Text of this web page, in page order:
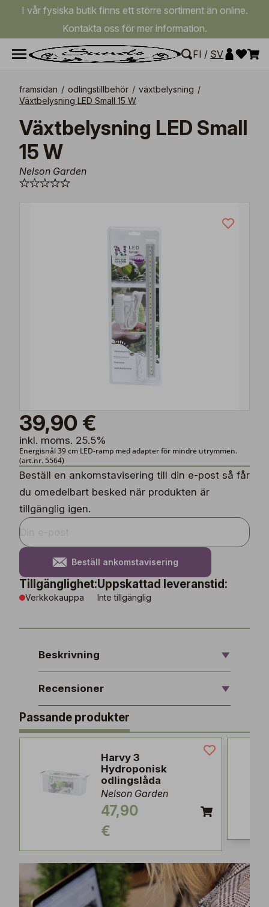
I vår fysiska butik finns ett större sortiment än online.
Kontakta oss för mer information.
FI / SV
framsidan / odlingstillbehör / växtbelysning /
Växtbelysning LED Small 15 W
Växtbelysning LED Small
15 W
Nelson Garden
39,90 €
inkl. moms. 25.5%
Energisnål 39 cm LED-ramp med adapter för mindre utrymmen.
(art.nr. 5564)
Beställ en ankomstavisering till din e-post så får
du omedelbart besked när produkten är
tillgänglig igen.
Beställ ankomstavisering
Tillgänglighet:
Verkkokauppa
Uppskattad leveranstid:
Inte tillgänglig
Beskrivning
Recensioner
Passande produkter
Harvy 3
Hydroponisk
odlingslåda
Nelson Garden
47,90
€